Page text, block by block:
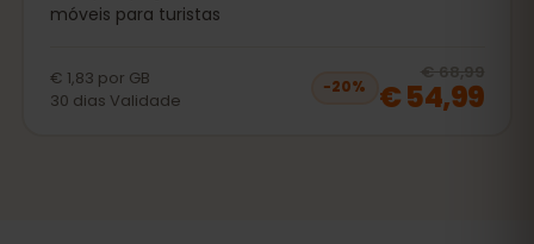
móveis para turistas
€ 1,83 por GB
30 dias Validade
−20%
€ 68,99
€ 54,99